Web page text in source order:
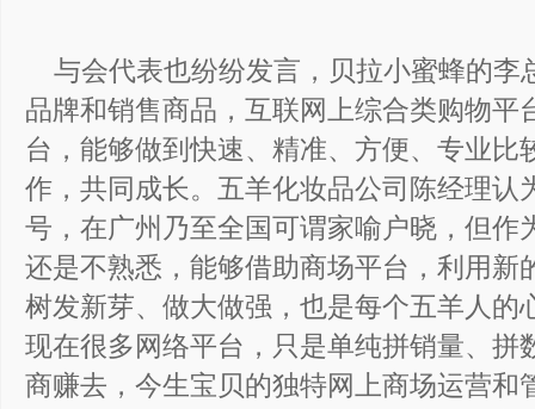
与会代表也纷纷发言，贝拉小蜜蜂的李
品牌和销售商品，互联网上综合类购物平
台，能够做到快速、精准、方便、专业比
作，共同成长。五羊化妆品公司陈经理认
号，在广州乃至全国可谓家喻户晓，但作
还是不熟悉，能够借助商场平台，利用新
树发新芽、做大做强，也是每个五羊人的
现在很多网络平台，只是单纯拼销量、拼
商赚去，今生宝贝的独特网上商场运营和